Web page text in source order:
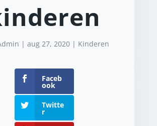
| aug 27, 2020| Kinderen
Faceb
ook
Twitte
r